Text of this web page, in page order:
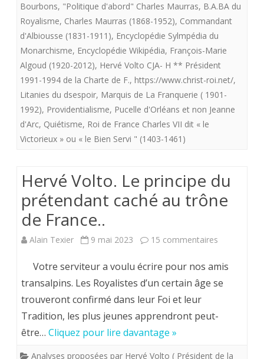
Bourbons, "Politique d'abord" Charles Maurras, B.A.BA du
Royalisme, Charles Maurras (1868-1952), Commandant
d'Albiousse (1831-1911), Encyclopédie Sylmpédia du
Monarchisme, Encyclopédie Wikipédia, François-Marie
Algoud (1920-2012), Hervé Volto CJA- H ** Président
1991-1994 de la Charte de F., https://www.christ-roi.net/,
Litanies du dsespoir, Marquis de La Franquerie ( 1901-
1992), Providentialisme, Pucelle d'Orléans et non Jeanne
d'Arc, Quiétisme, Roi de France Charles VII dit « le
Victorieux » ou « le Bien Servi " (1403-1461)
Hervé Volto. Le principe du
prétendant caché au trône
de France..
Alain Texier 9 mai 2023 15 commentaires
Volto.
Votre serviteur a voulu écrire pour nos amis
transalpins. Les Royalistes d’un certain âge se
trouveront confirmé dans leur Foi et leur
Tradition, les plus jeunes apprendront peut-
être… Cliquez pour lire davantage »
Analyses proposées par Hervé Volto ( Président de la